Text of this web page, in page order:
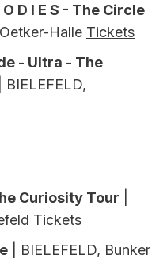
D I E S - The Circle
Halle Tickets
- Ultra - The
| BIELEFELD,
Curiosity Tour
Tickets
| BIELEFELD, Bunker